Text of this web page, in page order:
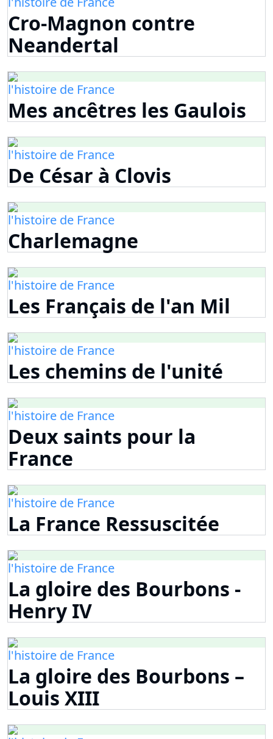
Cro-Magnon contre
Neandertal
l'histoire de France
Mes ancêtres les Gaulois
l'histoire de France
De César à Clovis
l'histoire de France
Charlemagne
l'histoire de France
Les Français de l'an Mil
l'histoire de France
Les chemins de l'unité
l'histoire de France
Deux saints pour la
France
l'histoire de France
La France Ressuscitée
l'histoire de France
La gloire des Bourbons -
Henry IV
l'histoire de France
La gloire des Bourbons –
Louis XIII